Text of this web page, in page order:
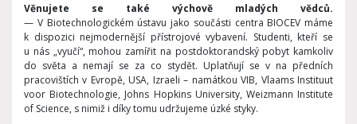
Věnujete se také výchově mladých vědců.
— V Biotechnologickém ústavu jako součásti centra BIOCEV máme
k dispozici nejmodernější přístrojové vybavení. Studenti, kteří se
u nás „vyučí“, mohou zamířit na postdoktorandský pobyt kamkoliv
do světa a nemají se za co stydět. Uplatňují se v na předních
pracovištích v Evropě, USA, Izraeli – namátkou VIB, Vlaams Instituut
voor Biotechnologie, Johns Hopkins University, Weizmann Institute
of Science, s nimiž i díky tomu udržujeme úzké styky.